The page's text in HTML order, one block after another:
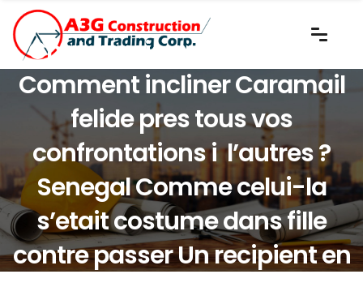
Chat gracieux Tacht Tchat
Comment incliner Caramail
felide pres tous vos
confrontations i l’autres ?
Senegal Comme celui-la
s’etait costume dans fille
contre passer Un recipient en